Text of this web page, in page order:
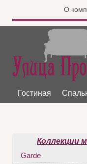
О
Гостиная
Коллекции
Garde